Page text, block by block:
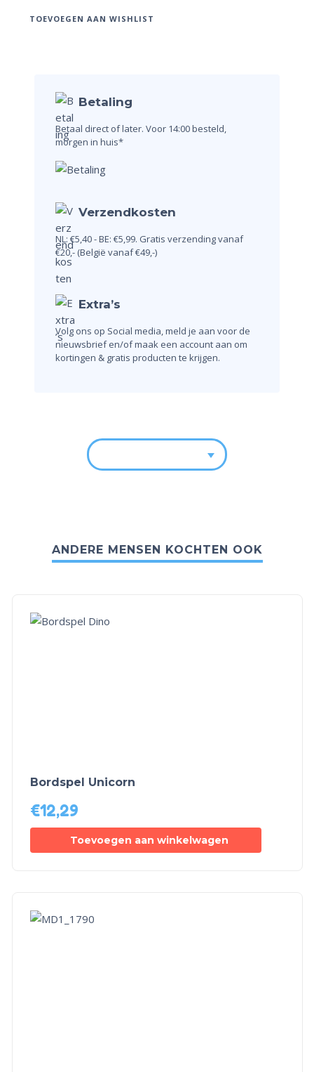
TOEVOEGEN AAN WISHLIST
Betaling
Betaal direct of later. Voor 14:00 besteld,
morgen in huis*
Verzendkosten
NL: €5,40 - BE: €5,99. Gratis verzending vanaf
€20,- (België vanaf €49,-)
Extra’s
Volg ons op Social media, meld je aan voor de
nieuwsbrief en/of maak een account aan om
kortingen & gratis producten te krijgen.
ANDERE MENSEN KOCHTEN OOK
Bordspel Unicorn
€12,29
Toevoegen aan winkelwagen